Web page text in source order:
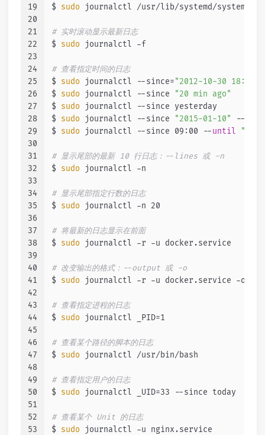
19
20
21
22
23
24
25
26
27
28
29
30
31
32
33
34
35
36
37
38
39
40
41
42
43
44
45
46
47
48
49
50
51
52
53
$ sudo journalctl /usr/lib/systemd/systemd
# 实时滚动显示最新日志
$ sudo journalctl -f
# 查看指定时间的日志
$ sudo journalctl --since="2012-10-30
$ sudo journalctl --since
"20 min ago"
$ sudo journalctl --since yesterday
$ sudo journalctl --since "2015-01-10" --
$ sudo journalctl --since 09:00 --until "1
# 显示尾部的最新 10 行日志：--lines 或 -n
$ sudo journalctl -n
# 显示尾部指定行数的日志
$ sudo journalctl -n 20
# 将最新的日志显示在前面
$ sudo journalctl -r -u docker.service
# 改变输出的格式：--output 或 -o
$ sudo journalctl -r -u docker.service -o
# 查看指定进程的日志
$ sudo journalctl _PID=1
# 查看某个路径的脚本的日志
$ sudo journalctl /usr/bin/bash
# 查看指定用户的日志
$ sudo journalctl _UID=33 --since today
# 查看某个 Unit 的日志
$ sudo journalctl -u nginx.service